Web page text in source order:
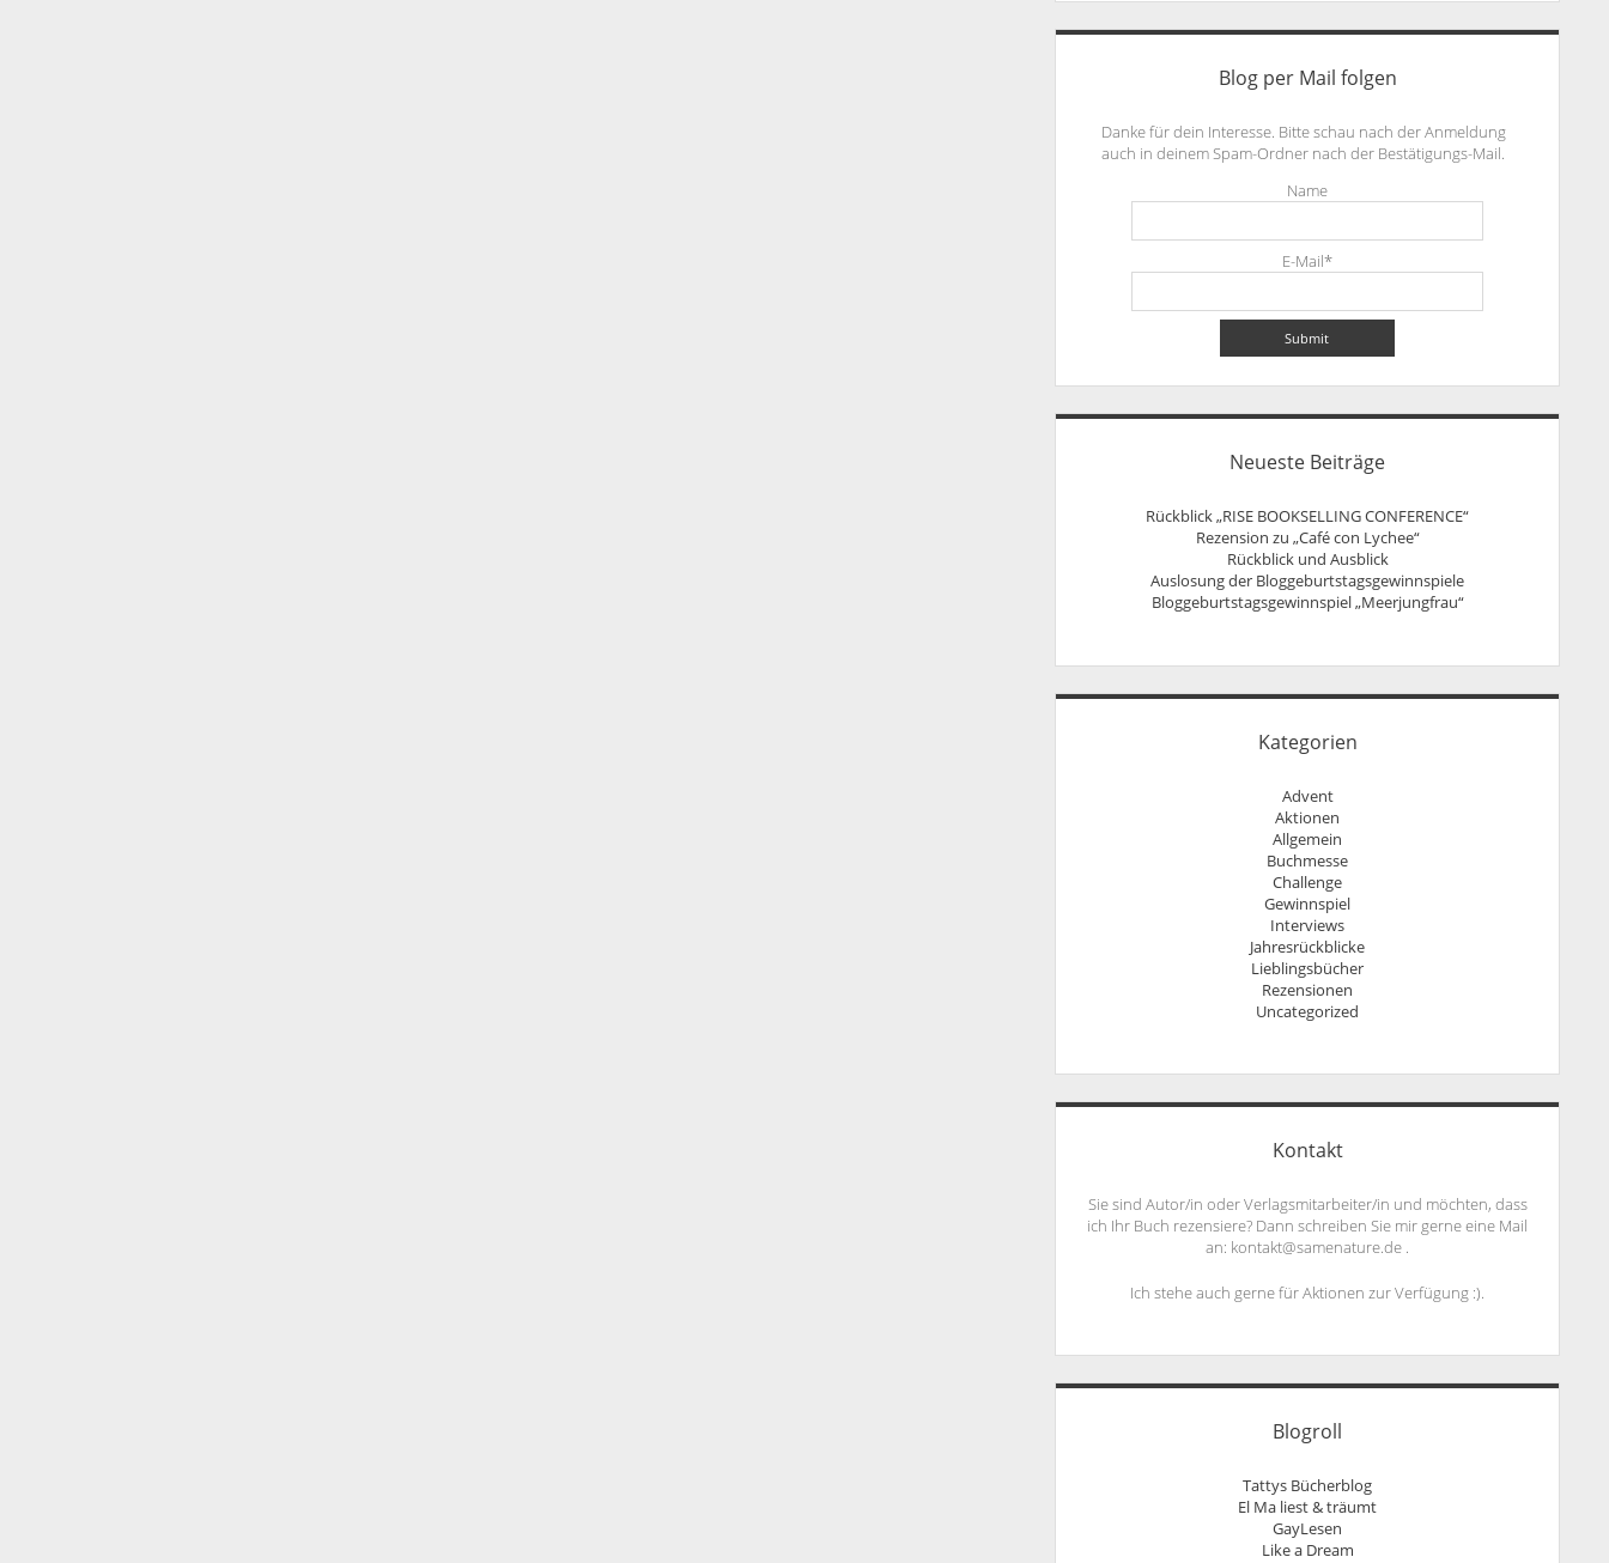
Blog per Mail folgen
Danke für dein Interesse. Bitte schau nach der Anmeldung
auch in deinem Spam-Ordner nach der Bestätigungs-Mail.
Name
E-Mail*
Neueste Beiträge
Rückblick „RISE BOOKSELLING CONFERENCE“
Rezension zu „Café con Lychee“
Rückblick und Ausblick
Auslosung der Bloggeburtstagsgewinnspiele
Bloggeburtstagsgewinnspiel „Meerjungfrau“
Kategorien
Advent
Aktionen
Allgemein
Buchmesse
Challenge
Gewinnspiel
Interviews
Jahresrückblicke
Lieblingsbücher
Rezensionen
Uncategorized
Kontakt
Sie sind Autor/in oder Verlagsmitarbeiter/in und möchten, dass
ich Ihr Buch rezensiere? Dann schreiben Sie mir gerne eine Mail
an: kontakt@samenature.de .
Ich stehe auch gerne für Aktionen zur Verfügung :).
Blogroll
Tattys Bücherblog
El Ma liest & träumt
GayLesen
Like a Dream